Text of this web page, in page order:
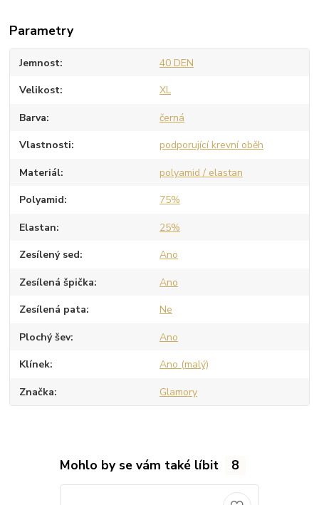
Parametry
Jemnost 40 DEN
Velikost XL
Barva černá
Vlastnosti podporující krevní oběh
Materiál polyamid / elastan
Polyamid 75%
Elastan 25%
Zesílený sed Ano
Zesílená špička Ano
Zesílená pata Ne
Plochý šev Ano
Klínek Ano (malý)
Značka Glamory
Mohlo by se vám také líbit 8